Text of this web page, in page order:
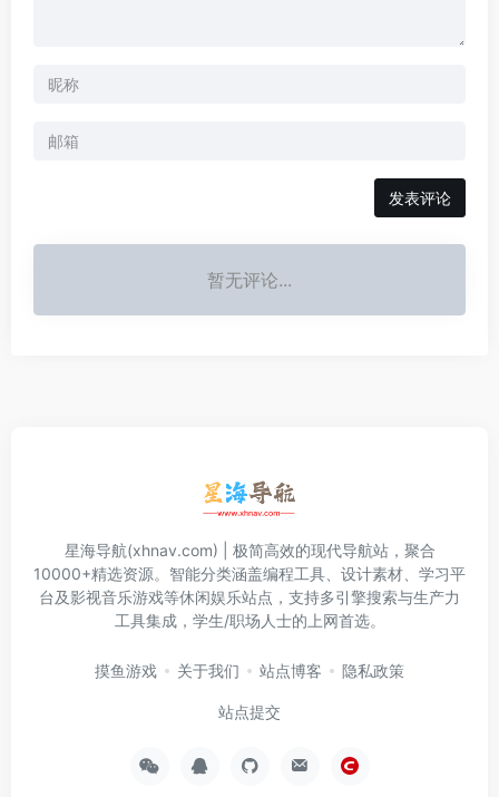
发表评论
暂无评论...
星海导航(xhnav.com) | 极简高效的现代导航站，聚合
10000+精选资源。智能分类涵盖编程工具、设计素材、学习平
台及影视音乐游戏等休闲娱乐站点，支持多引擎搜索与生产力
工具集成，学生/职场人士的上网首选。
摸鱼游戏 关于我们 站点博客 隐私政策
站点提交